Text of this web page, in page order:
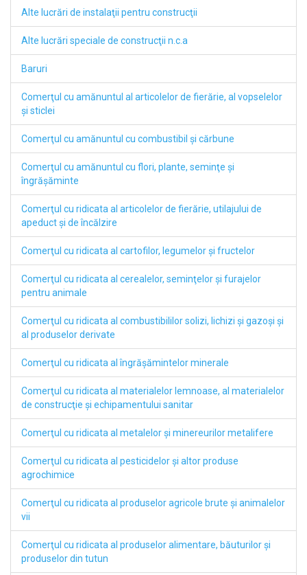
Alte lucrări de instalaţii pentru construcţii
Alte lucrări speciale de construcţii n.c.a
Baruri
Comerţul cu amănuntul al articolelor de fierărie, al vopselelor
şi sticlei
Comerţul cu amănuntul cu combustibil şi cărbune
Comerţul cu amănuntul cu flori, plante, seminţe şi
îngrăşăminte
Comerţul cu ridicata al articolelor de fierărie, utilajului de
apeduct şi de încălzire
Comerţul cu ridicata al cartofilor, legumelor şi fructelor
Comerţul cu ridicata al cerealelor, seminţelor şi furajelor
pentru animale
Comerţul cu ridicata al combustibililor solizi, lichizi şi gazoşi şi
al produselor derivate
Comerţul cu ridicata al îngrăşămintelor minerale
Comerţul cu ridicata al materialelor lemnoase, al materialelor
de construcţie şi echipamentului sanitar
Comerţul cu ridicata al metalelor şi minereurilor metalifere
Comerţul cu ridicata al pesticidelor şi altor produse
agrochimice
Comerţul cu ridicata al produselor agricole brute şi animalelor
vii
Comerţul cu ridicata al produselor alimentare, băuturilor şi
produselor din tutun